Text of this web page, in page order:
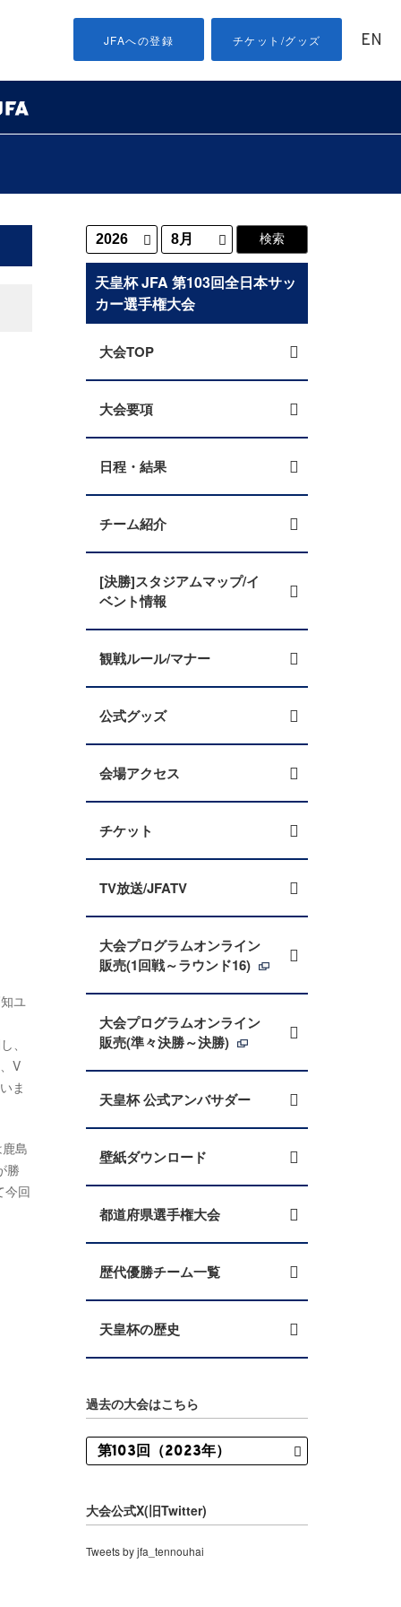
JFAへの登録 チケット/グッズ EN
ユ
、
V
ま
島
勝
今回
天皇杯 JFA 第103回全日本サッ
カー選手権大会
大会TOP
大会要項
日程・結果
チーム紹介
[決勝]スタジアムマップ/イ
ベント情報
観戦ルール/マナー
公式グッズ
会場アクセス
チケット
TV放送/JFATV
大会プログラムオンライン
販売(1回戦～ラウンド16)
大会プログラムオンライン
販売(準々決勝～決勝)
天皇杯 公式アンバサダー
壁紙ダウンロード
都道府県選手権大会
歴代優勝チーム一覧
天皇杯の歴史
過去の大会はこちら
大会公式X(旧Twitter)
Tweets by jfa_tennouhai